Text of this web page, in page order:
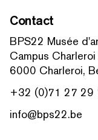
Contact
BPS22 Musée
Campus
6000 Charleroi,
+32 (0)71 27 29
info@bps22.be